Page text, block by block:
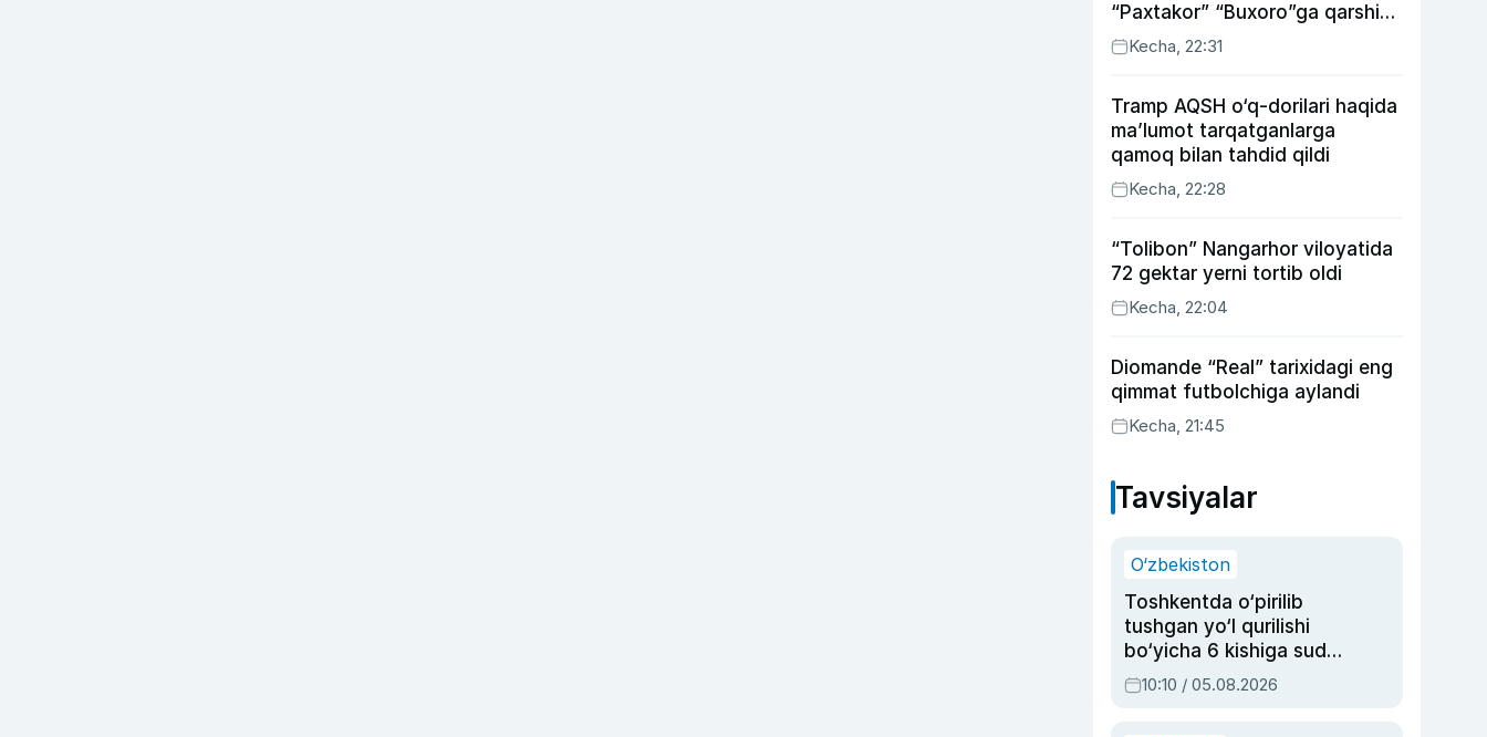
“Paxtakor” “Buxoro”ga qarshi
bahsda g‘alabani qo‘ldan
chiqardi
Kecha, 22:31
Tramp AQSH o‘q-dorilari haqida
ma’lumot tarqatganlarga
qamoq bilan tahdid qildi
Kecha, 22:28
“Tolibon” Nangarhor viloyatida
72 gektar yerni tortib oldi
Kecha, 22:04
Diomande “Real” tarixidagi eng
qimmat futbolchiga aylandi
Kecha, 21:45
Tavsiyalar
O‘zbekiston
Toshkentda o‘pirilib
tushgan yo‘l qurilishi
bo‘yicha 6 kishiga sud
hukmi o‘qildi
10:10 / 05.08.2026